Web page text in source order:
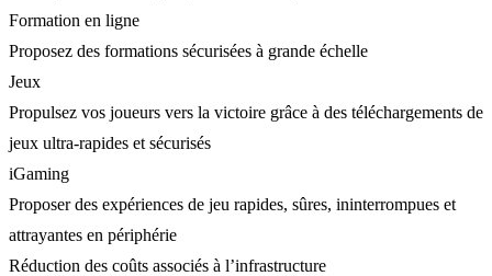
Formation en ligne
Proposez des formations sécurisées à grande échelle
Jeux
Propulsez vos joueurs vers la victoire grâce à des téléchargements de
jeux ultra-rapides et sécurisés
iGaming
Proposer des expériences de jeu rapides, sûres, ininterrompues et
attrayantes en périphérie
Réduction des coûts associés à l’infrastructure